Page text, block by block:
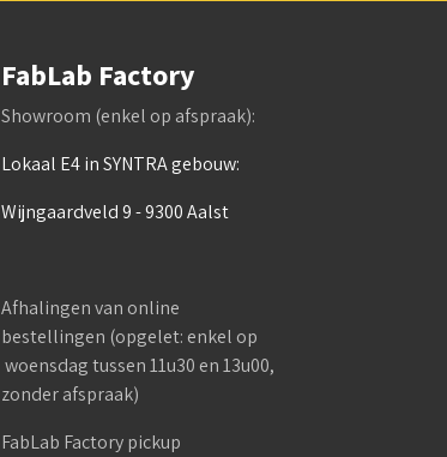
FabLab Factory
Showroom (enkel op afspraak):
Lokaal E4 in SYNTRA gebouw:
Wijngaardveld 9 - 9300 Aalst
Afhalingen van online
bestellingen (opgelet: enkel op
woensdag tussen 11u30 en 13u00,
zonder afspraak)
FabLab Factory pickup